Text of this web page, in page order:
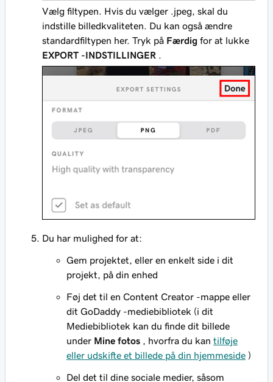
Vælg filtypen. Hvis du vælger .jpeg, skal du
indstille billedkvaliteten. Du kan også ændre
standardfiltypen her. Tryk på Færdig for at lukke
EXPORT -INDSTILLINGER
Du har mulighed for at:
Gem projektet, eller en enkelt side i dit
projekt, på din enhed
Føj det til en Content Creator -mappe eller
dit GoDaddy -mediebibliotek (i dit
Mediebibliotek kan du finde dit billede
under Mine fotos , hvorfra du kan tilføje
eller udskifte et billede på din hjemmeside )
Del det til dine sociale medier, såsom